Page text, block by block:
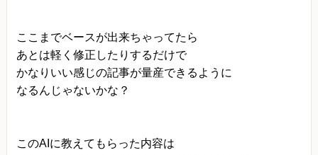
ここまでベースが出来ちゃってたら
あとは軽く修正したりするだけで
かなりいい感じの記事が量産できるように
なるんじゃないかな？
このAIに教えてもらった内容は